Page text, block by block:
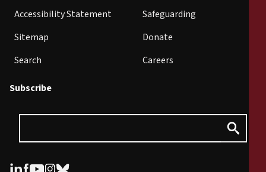
Accessibility Statement
Sitemap
Search
Safeguarding
Donate
Careers
Subscribe